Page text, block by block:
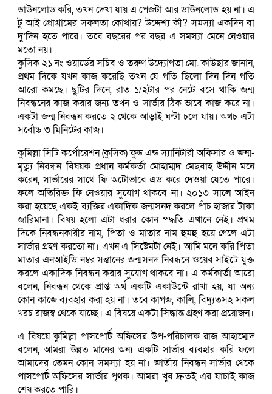
ডাউনলোড করি, তখন দেখা যায় এ পেজটা আর ডাউনলোড হয় না। এ
টু আই প্রোগ্রামের সফলতা কোথায়? উদ্দেশ্য কী? সমস্যা একদিন বা
দু’দিন হতে পারে। তবে বছরের পর বছর এ সমস্যা মেনে নেওয়ার
মতো নয়।
কুসিক ২১ নং ওয়ার্ডের সচিব ও তরুণ উদ্যোগতা মো. কাউছার জানান,
প্রথম দিকে যখন কাজ করেছি তখন যে গতি ছিলো দিন দিন গতি
আরো কমছে। ছুটির দিনে, রাত ১/২টার পর নেটে বসে থাকি জন্ম
নিবন্ধনের কাজ করার জন্য তখন ও সার্ভার ঠিক ভাবে কাজ করে না।
একটা জন্ম নিবন্ধন করতে ২ থেকে আড়াই ঘন্টা চলে যায়। অথচ এটা
সর্বোচ্চ ৩ মিনিটের কাজ।
কুমিল্লা সিটি কর্পোরেশন (কুসিক) ফুড এন্ড স্যানিটারী অফিসার ও জন্ম-
মৃত্যু নিবন্ধন বিষয়ক প্রধান কর্মকর্তা মোহাম্মদ মেছবাহ উদ্দীন মনে
করেন, সার্ভারের সাথে ফি অটোভাবে এড করে দেওয়া যেতে পারে।
ফলে অতিরিক্ত ফি নেওয়ার সুযোগ থাকবে না। ২০১৩ সালে আইন
করা হয়েছে একই ব্যক্তির একাদিক জন্মসনদ করলে পাঁচ হাজার টাকা
জারিমানা। বিষয় হলো এটা ধরার কোন পদ্ধতি এখানে নেই। প্রথম
দিকে নিবন্ধনকারীর নাম, পিতা ও মাতার নাম হুমহু হয়ে গেলে এটা
সার্ভার গ্রহণ করতো না। এখন এ সিষ্টেমটা নেই। আমি মনে করি পিতা
মাতার এনআইডি নম্বর সন্তানের জন্মসনদ নিবন্ধনে ওয়েব সাইটে যুক্ত
করলে একাদিক নিবন্ধন করার সুযোগ থাকবে না। এ কর্মকার্তা আরো
বলেন, নিবন্ধন থেকে প্রাপ্ত অর্থ একটি একাউন্টে রাখা হয়, যা অন্য
কোন কাজে ব্যবহার করা হয় না। তবে কাগজ, কালি, বিদ্যুতসহ সকল
খরচ রাজস্ব থেকে যাচ্ছে। এ বিষয়ে একটা সিদ্ধান্ত গ্রহণ করা প্রয়োজন।
এ বিষয়ে কুমিল্লা পাসপোর্ট অফিসের উপ-পরিচালক রাজ আহাম্মেদ
বলেন, আমরা উন্নত মানের অন্য একটি সার্ভার ব্যবহার করি ফলে
আমাদের তেমন কোন সমস্যা হয় না। জাতীয় নিবন্ধন সার্ভার থেকে
পাসপোর্ট অফিসের সার্ভার পৃথক। আমরা খুব দ্রুতই এর যাচাই কাজ
শেষ করতে পারি।